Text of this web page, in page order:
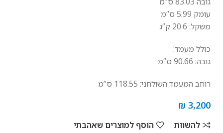
עומק 5.99 ס”מ
משקל: 20.6 ק”ג
כולל מעמד:
גובה: 90.66 ס”מ
רוחב המעמד השולחני: 118.55 ס”מ
₪ 3,200
להשוות
הוסף למוצרים שאהבתי